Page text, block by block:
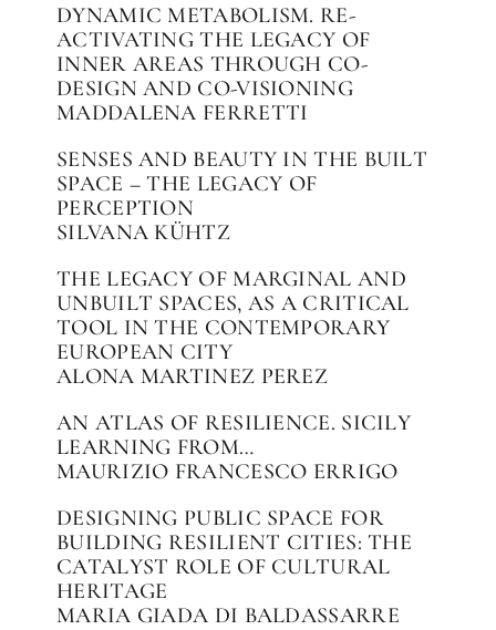
DYNAMIC METABOLISM. RE-
ACTIVATING THE LEGACY OF
INNER AREAS THROUGH CO-
DESIGN AND CO-VISIONING
MADDALENA FERRETTI
SENSES AND BEAUTY IN THE BUILT
SPACE – THE LEGACY OF
PERCEPTION
SILVANA KÜHTZ
THE LEGACY OF MARGINAL AND
UNBUILT SPACES, AS A CRITICAL
TOOL IN THE CONTEMPORARY
EUROPEAN CITY
ALONA MARTINEZ PEREZ
AN ATLAS OF RESILIENCE. SICILY
LEARNING FROM…
MAURIZIO FRANCESCO ERRIGO
DESIGNING PUBLIC SPACE FOR
BUILDING RESILIENT CITIES: THE
CATALYST ROLE OF CULTURAL
HERITAGE
MARIA GIADA DI BALDASSARRE